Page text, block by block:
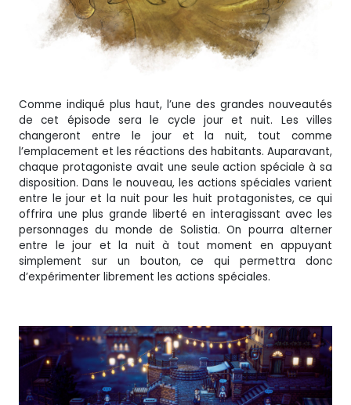
Comme indiqué plus haut, l’une des grandes nouveautés
de cet épisode sera le cycle jour et nuit. Les villes
changeront entre le jour et la nuit, tout comme
l’emplacement et les réactions des habitants. Auparavant,
chaque protagoniste avait une seule action spéciale à sa
disposition. Dans le nouveau, les actions spéciales varient
entre le jour et la nuit pour les huit protagonistes, ce qui
offrira une plus grande liberté en interagissant avec les
personnages du monde de Solistia. On pourra alterner
entre le jour et la nuit à tout moment en appuyant
simplement sur un bouton, ce qui permettra donc
d’expérimenter librement les actions spéciales.